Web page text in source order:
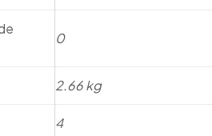
0
2.66 kg
4